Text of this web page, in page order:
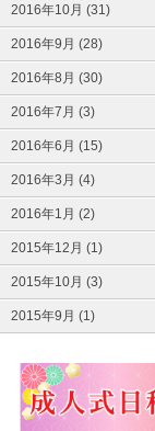
2016年10月 (31)
2016年9月 (28)
2016年8月 (30)
2016年7月 (3)
2016年6月 (15)
2016年3月 (4)
2016年1月 (2)
2015年12月 (1)
2015年10月 (3)
2015年9月 (1)